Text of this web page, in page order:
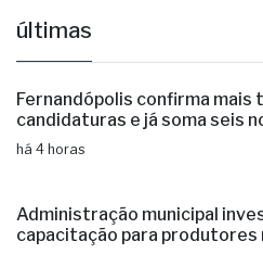
últimas
Fernandópolis confirma mais
candidaturas e já soma seis
há 4 horas
Administração municipal
capacitação para produtores